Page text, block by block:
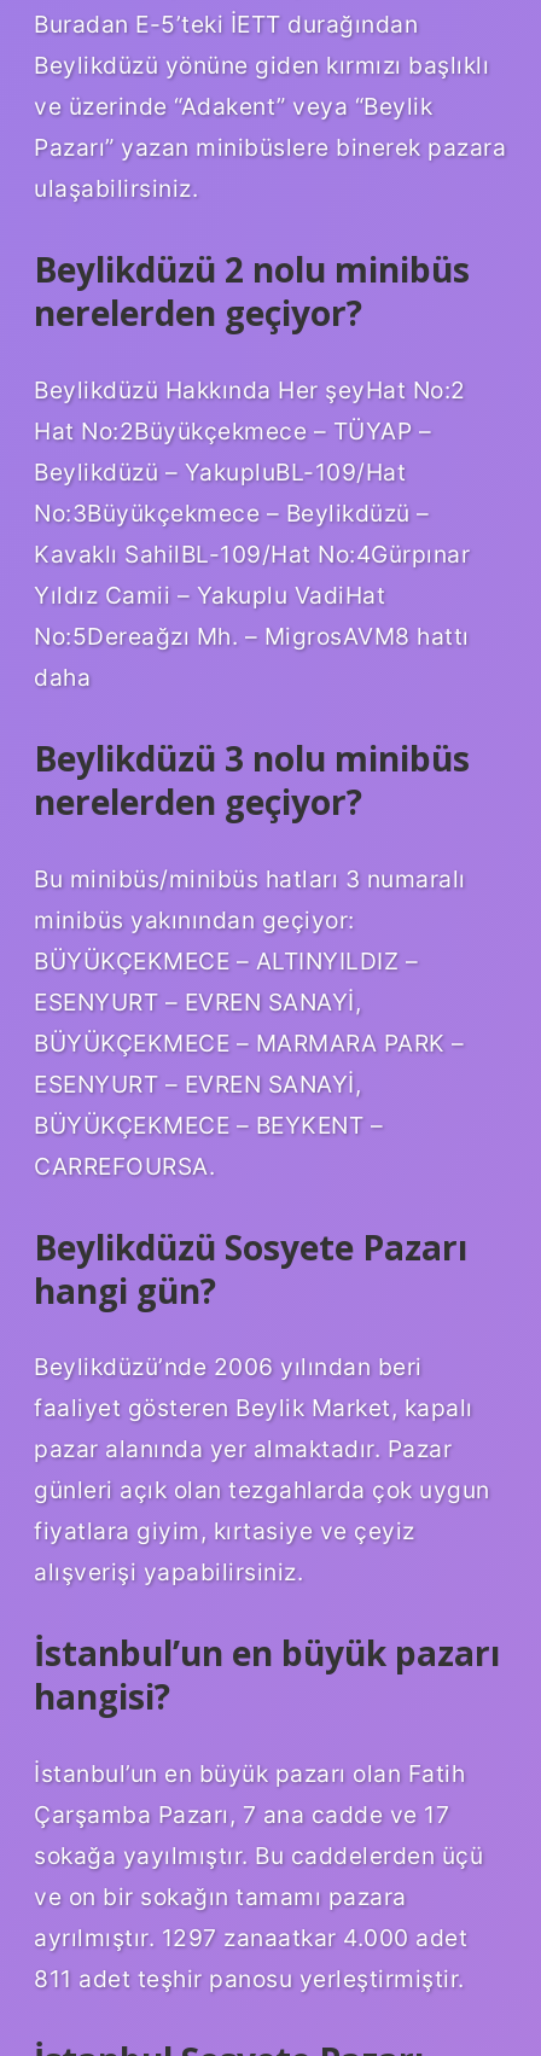
Buradan E-5’teki İETT durağından
Beylikdüzü yönüne giden kırmızı başlıklı
ve üzerinde “Adakent” veya “Beylik
Pazarı” yazan minibüslere binerek pazara
ulaşabilirsiniz.
Beylikdüzü 2 nolu minibüs
nerelerden geçiyor?
Beylikdüzü Hakkında Her şeyHat No:2
Hat No:2Büyükçekmece – TÜYAP –
Beylikdüzü – YakupluBL-109/Hat
No:3Büyükçekmece – Beylikdüzü –
Kavaklı SahilBL-109/Hat No:4Gürpınar
Yıldız Camii – Yakuplu VadiHat
No:5Dereağzı Mh. – MigrosAVM8 hattı
daha
Beylikdüzü 3 nolu minibüs
nerelerden geçiyor?
Bu minibüs/minibüs hatları 3 numaralı
minibüs yakınından geçiyor:
BÜYÜKÇEKMECE – ALTINYILDIZ –
ESENYURT – EVREN SANAYİ,
BÜYÜKÇEKMECE – MARMARA PARK –
ESENYURT – EVREN SANAYİ,
BÜYÜKÇEKMECE – BEYKENT –
CARREFOURSA.
Beylikdüzü Sosyete Pazarı
hangi gün?
Beylikdüzü’nde 2006 yılından beri
faaliyet gösteren Beylik Market, kapalı
pazar alanında yer almaktadır. Pazar
günleri açık olan tezgahlarda çok uygun
fiyatlara giyim, kırtasiye ve çeyiz
alışverişi yapabilirsiniz.
İstanbul’un en büyük pazarı
hangisi?
İstanbul’un en büyük pazarı olan Fatih
Çarşamba Pazarı, 7 ana cadde ve 17
sokağa yayılmıştır. Bu caddelerden üçü
ve on bir sokağın tamamı pazara
ayrılmıştır. 1297 zanaatkar 4.000 adet
811 adet teşhir panosu yerleştirmiştir.